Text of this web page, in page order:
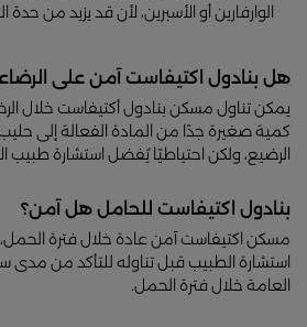
الوارفارين أو الأسبرين، لأن قد يزيد من
هل بنادول اكتيفاست آمن على
يمكن تناول مسكن بنادول أكتيفاست خلال
كمية صغيرة جدًا من المادة الفعالة إلى
الرضيع، ولكن احتياطيًا يُفضل استشارة طبيب
بنادول اكتيفاست للحامل هل آمن؟
مسكن اكتيفاست آمن عادة خلال فترة الحمل،
استشارة الطبيب قبل تناوله للتأكد من مدى
العامة خلال فترة الحمل.